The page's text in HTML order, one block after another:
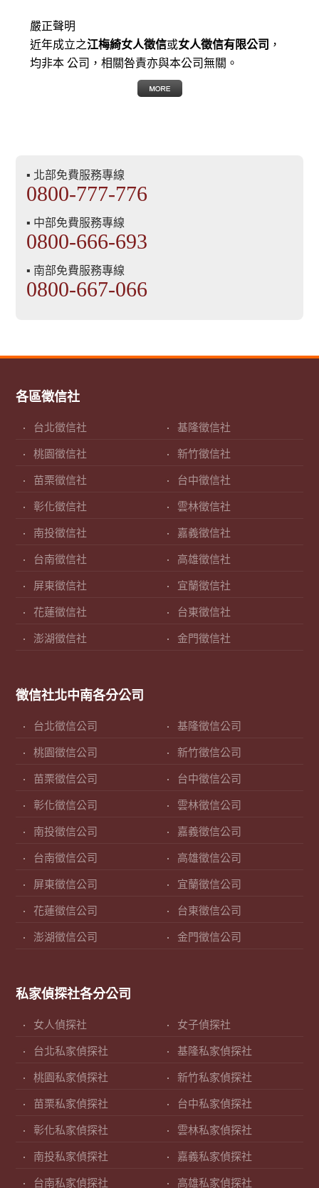
嚴正聲明
近年成立之江梅綺女人徵信或女人徵信有限公司 ，
均非本 公司，相關咎責亦與本公司無關。
▪ 北部免費服務專線
0800-777-776
▪ 中部免費服務專線
0800-666-693
▪ 南部免費服務專線
0800-667-066
各區徵信社
台北徵信社 基隆徵信社
桃園徵信社 新竹徵信社
苗栗徵信社 台中徵信社
彰化徵信社 雲林徵信社
南投徵信社 嘉義徵信社
台南徵信社 高雄徵信社
屏東徵信社 宜蘭徵信社
花蓮徵信社 台東徵信社
澎湖徵信社 金門徵信社
徵信社北中南各分公司
台北徵信公司 基隆徵信公司
桃園徵信公司 新竹徵信公司
苗栗徵信公司 台中徵信公司
彰化徵信公司 雲林徵信公司
南投徵信公司 嘉義徵信公司
台南徵信公司 高雄徵信公司
屏東徵信公司 宜蘭徵信公司
花蓮徵信公司 台東徵信公司
澎湖徵信公司 金門徵信公司
私家偵探社各分公司
女人偵探社 女子偵探社
台北私家偵探社 基隆私家偵探社
桃園私家偵探社 新竹私家偵探社
苗栗私家偵探社 台中私家偵探社
彰化私家偵探社 雲林私家偵探社
南投私家偵探社 嘉義私家偵探社
台南私家偵探社 高雄私家偵探社